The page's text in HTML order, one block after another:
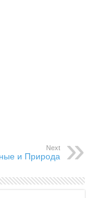
Next
и Природа